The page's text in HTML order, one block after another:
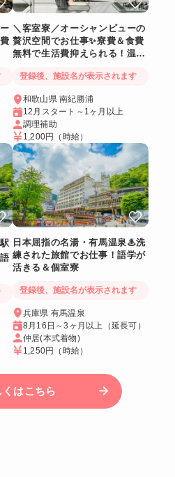
＼客室寮／オーシャンビューの
贅沢空間でお仕事✨寮費＆食費
無料で生活費抑えられる！温泉
登録後、施設名が表示されます
和歌山県 南紀勝浦
12月スタート～1ヶ月以上
調理補助
1,200円
（時給）
日本屈指の名湯・有馬温泉♨洗
練された旅館でお仕事！語学が
活きる＆個室寮
登録後、施設名が表示されます
兵庫県 有馬温泉
8月16日～3ヶ月以上（延長可）
仲居(本式着物)
1,250円 （時給）
くはこちら